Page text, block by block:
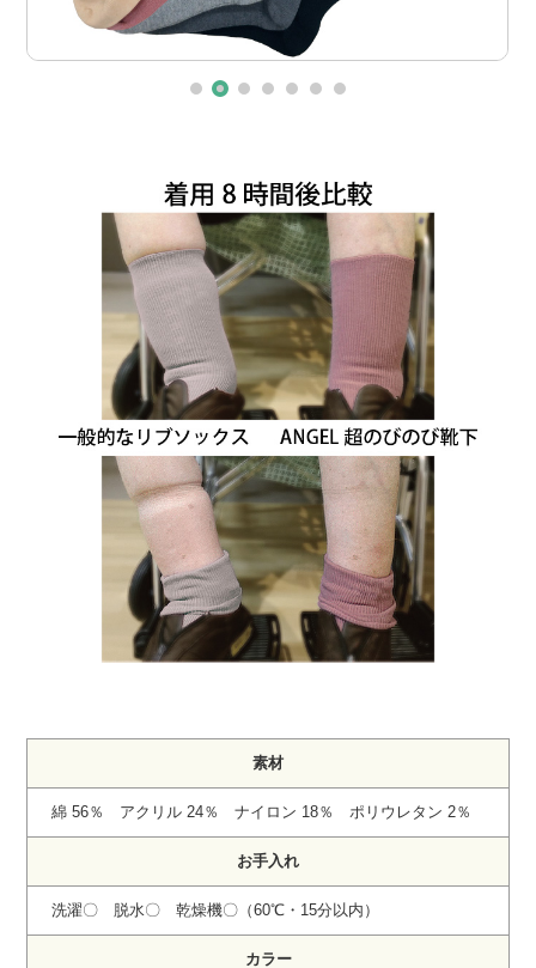
素材
綿 56％ アクリル 24％ ナイロン 18％ ポリウレタン 2％
お手入れ
洗濯〇 脱水〇 乾燥機〇（60℃・15分以内）
カラー